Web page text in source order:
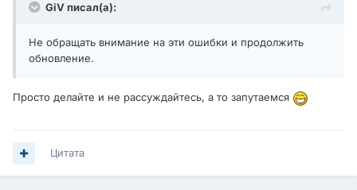
GiV писал(а):
Не обращать внимание на эти ошибки и продолжить
обновление.
Просто делайте и не рассуждайтесь, а то запутаемся
Цитата